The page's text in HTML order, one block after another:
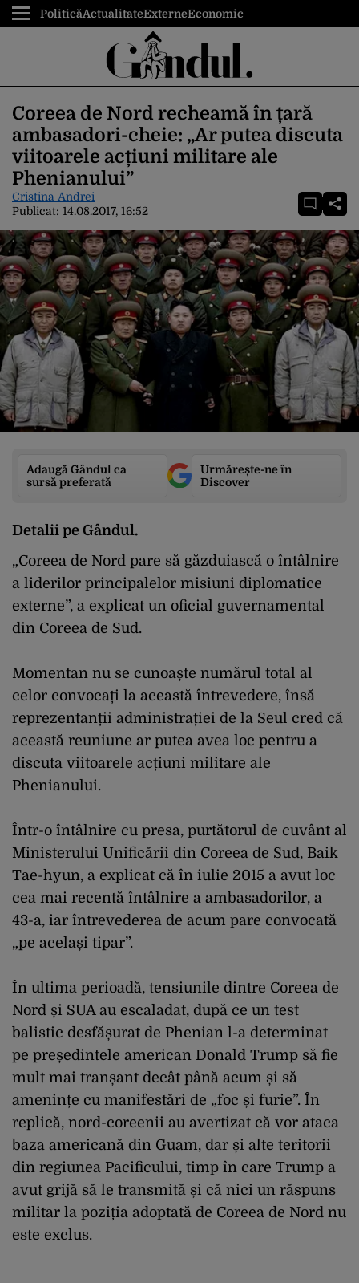
PoliticăActualitateExterneEconomic
Coreea de Nord recheamă în țară
ambasadori-cheie: „Ar putea discuta
viitoarele acțiuni militare ale
Phenianului”
Cristina Andrei
Publicat: 14.08.2017, 16:52
Adaugă Gândul ca
sursă preferată
Urmărește-ne în
Discover
Detalii pe Gândul.
„Coreea de Nord pare să găzduiască o întâlnire
a liderilor principalelor misiuni diplomatice
externe”, a explicat un oficial guvernamental
din Coreea de Sud.
Momentan nu se cunoaște numărul total al
celor convocați la această întrevedere, însă
reprezentanții administrației de la Seul cred că
această reuniune ar putea avea loc pentru a
discuta viitoarele acțiuni militare ale
Phenianului.
Într-o întâlnire cu presa, purtătorul de cuvânt al
Ministerului Unificării din Coreea de Sud, Baik
Tae-hyun, a explicat că în iulie 2015 a avut loc
cea mai recentă întâlnire a ambasadorilor, a
43-a, iar întrevederea de acum pare convocată
„pe același tipar”.
În ultima perioadă, tensiunile dintre Coreea de
Nord și SUA au escaladat, după ce un test
balistic desfășurat de Phenian l-a determinat
pe președintele american Donald Trump să fie
mult mai tranșant decât până acum și să
amenințe cu manifestări de „foc și furie”. În
replică, nord-coreenii au avertizat că vor ataca
baza americană din Guam, dar și alte teritorii
din regiunea Pacificului, timp în care Trump a
avut grijă să le transmită și că nici un răspuns
militar la poziția adoptată de Coreea de Nord nu
este exclus.